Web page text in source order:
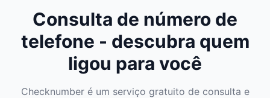
Consulta de número de
telefone - descubra quem
ligou para você
Checknumber é um serviço gratuito de consulta e